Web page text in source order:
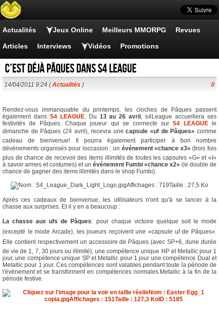
Actualités Jeux Online Meilleurs MMORPG Revues
Articles Interviews Vidéos Promotions
C’est déjà Pâques dans S4 League
14/04/2011 9:24 (Actualités ) 0
Rendez-vous immanquable du printemps, les cloches de Pâques passent
également dans S4 LEAGUE. Du 13 au 26 avril , s4League accueillera ses
festivités de Pâques. Chaque joueur qui se connecte surS4 LEAGUEle
dimanche de Pâques (24 avril), recevra unecapsule «uf de Pâques» comme
cadeau de bienvenue! Il pourra également participer à bon nombre
dévènements organisés pour loccasion : un événement «chance x3» (trois fois
plus de chance de recevoir des items illimités de toutes les capsules «G» et «I»
à savoir armes et costumes) et un événement Fumbi «chance x2» (le double de
chance de gagner des items illimités dans le shop Fumbi).
Après ces cadeaux de bienvenue, les utilisateurs n'ont qu'à se lancer à la
chasse aux surprises. Et il y en a beaucoup :
La chasse aux ufs de Pâques: pour chaque victoire quelque soit le mode
(excepté le mode Arcade), les joueurs reçoivent une «capsule uf de Pâques».
Elle contient respectivement un accessoire de Pâques (avec SP+6, dune durée
de vie de 1, 7, 30 jours ou illimité), une compétence unique HP et Metallic pour 1
jour, une compétence unique SP et Metallic pour 1 jour une compétence Dual et
Metallic pour 1 jour. Ces compétences sont valables pendant toute la période de
l'événement et se transforment en compétences normales Metallic à la fin de la
période festive.